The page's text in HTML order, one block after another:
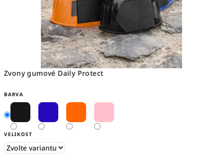
Zvony gumové Daily Protect
BARVA
VELIKOST